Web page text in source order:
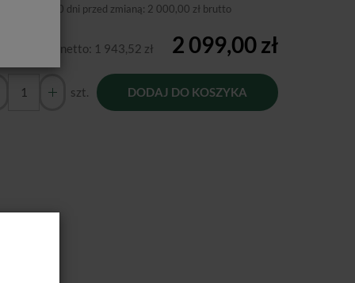
cena 30 dni przed zmianą: 2 000,00 zł brutto
Cena netto: 1 943,52 zł 2 099,00 zł
szt. DODAJ DO KOSZYKA